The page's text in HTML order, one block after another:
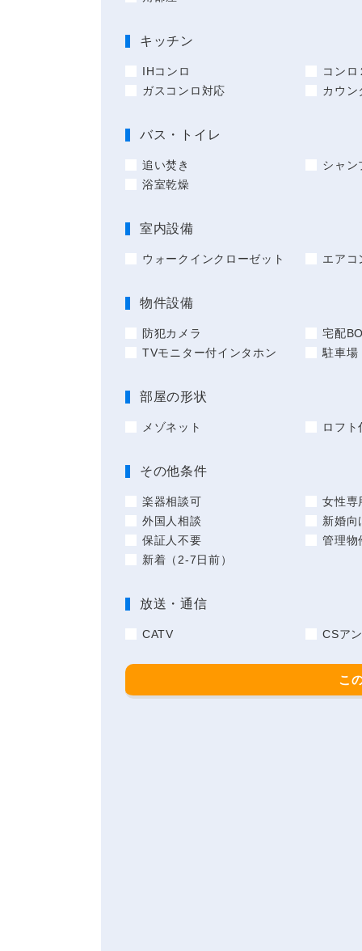
キッチン
IHコンロ
コンロ
ガスコンロ対応
カウン
バス・トイレ
追い焚き
シャン
浴室乾燥
室内設備
ウォークインクローゼット エアコ
物件設備
防犯カメラ
宅配
TVモニター付インタホン
駐車場
部屋の形状
メゾネット ロフト
その他条件
楽器相談可
女性専
外国人相談
新婚向
保証人不要
管理物
新着（2-7日前）
放送・通信
CATV CSア
こ